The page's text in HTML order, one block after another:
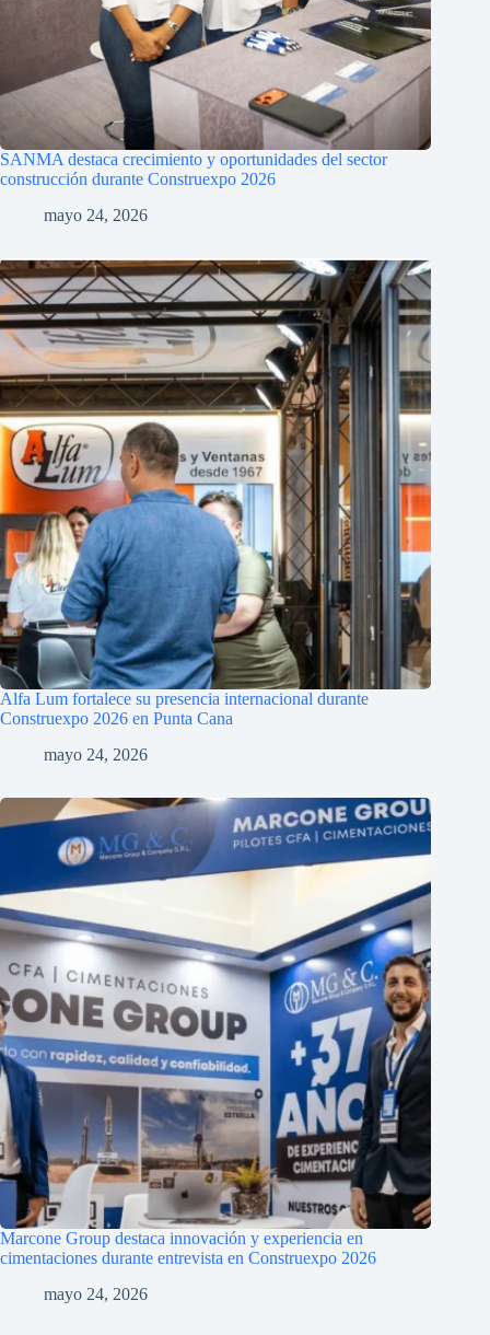
SANMA destaca crecimiento y oportunidades del sector
construcción durante Construexpo 2026
mayo 24, 2026
Alfa Lum fortalece su presencia internacional durante
Construexpo 2026 en Punta Cana
mayo 24, 2026
Marcone Group destaca innovación y experiencia en
cimentaciones durante entrevista en Construexpo 2026
mayo 24, 2026